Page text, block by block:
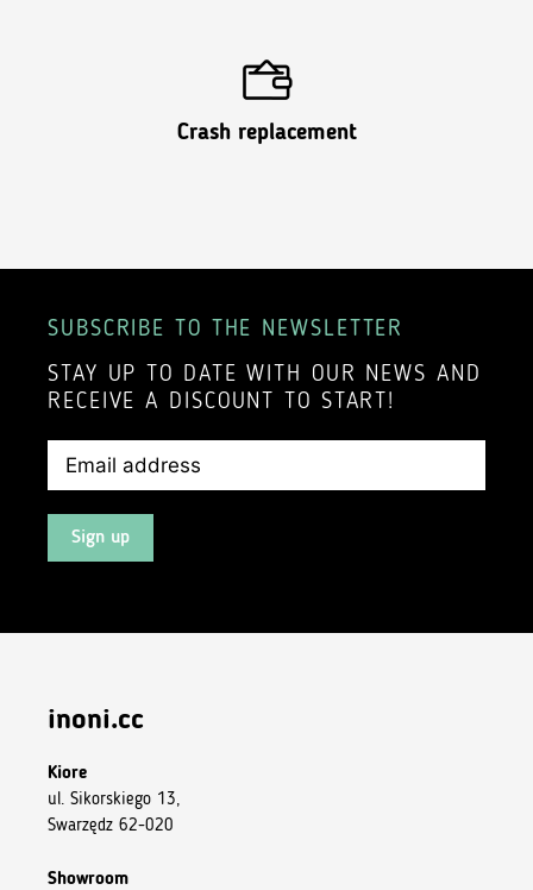
Crash replacement
SUBSCRIBE TO THE NEWSLETTER
STAY UP TO DATE WITH OUR NEWS AND
RECEIVE A DISCOUNT TO START!
Sign up
inoni.cc
Kiore
ul. Sikorskiego 13,
Swarzędz 62-020
Showroom